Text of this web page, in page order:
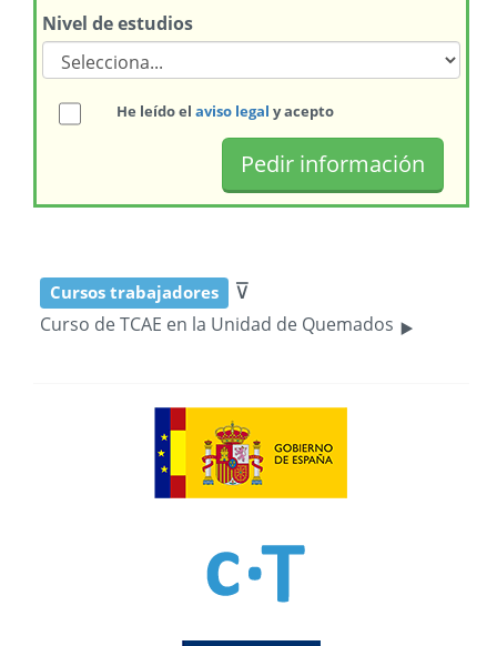
Nivel de estudios
He leído el aviso legal y acepto
Cursos trabajadores ⊽
Curso de TCAE en la Unidad de Quemados ‣